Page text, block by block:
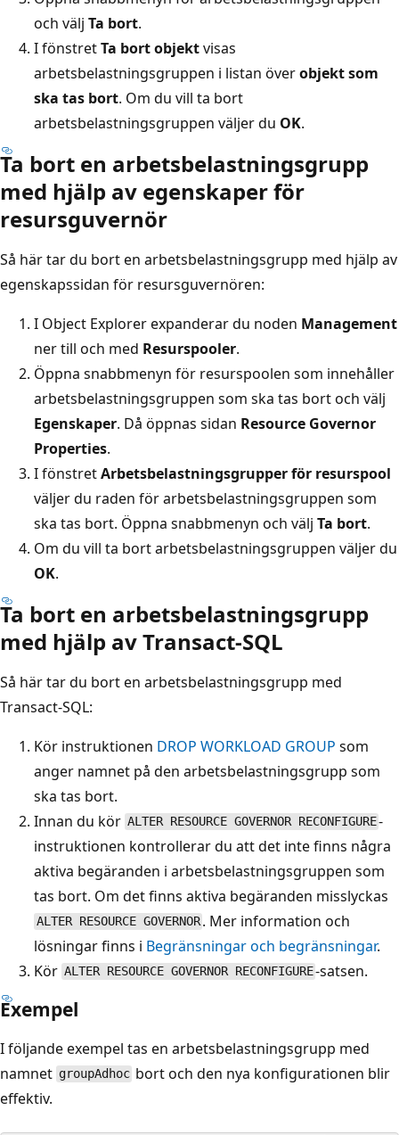
och välj Ta bort.
I fönstretTa bort objektvisas
arbetsbelastningsgruppen i listan överobjekt som
ska tas bort. Om du vill ta bort
arbetsbelastningsgruppen väljer du OK.
Ta bort en arbetsbelastningsgrupp
med hjälp av egenskaper för
resursguvernör
Så här tar du bort en arbetsbelastningsgrupp med hjälp av
egenskapssidan för resursguvernören:
I Object Explorer expanderar du noden Management
ner till och med Resurspooler.
Öppna snabbmenyn för resurspoolen som innehåller
arbetsbelastningsgruppen som ska tas bort och välj
Egenskaper. Då öppnas sidan Resource Governor
Properties.
I fönstretArbetsbelastningsgrupper för resurspool
väljer du raden för arbetsbelastningsgruppen som
ska tas bort. Öppna snabbmenyn och välj Ta bort.
Om du vill ta bort arbetsbelastningsgruppen väljer du
OK.
Ta bort en arbetsbelastningsgrupp
med hjälp av Transact-SQL
Så här tar du bort en arbetsbelastningsgrupp med
Transact-SQL:
Kör instruktionen DROP WORKLOAD GROUP som
anger namnet på den arbetsbelastningsgrupp som
ska tas bort.
Innan du kör ALTER RESOURCE GOVERNOR RECONFIGURE-
instruktionen kontrollerar du att det inte finns några
aktiva begäranden i arbetsbelastningsgruppen som
tas bort. Om det finns aktiva begäranden misslyckas
ALTER RESOURCE GOVERNOR . Mer information och
lösningar finns i Begränsningar och begränsningar.
Kör ALTER RESOURCE GOVERNOR RECONFIGURE-satsen.
Exempel
I följande exempel tas en arbetsbelastningsgrupp med
namnet groupAdhoc bort och den nya konfigurationen blir
effektiv.